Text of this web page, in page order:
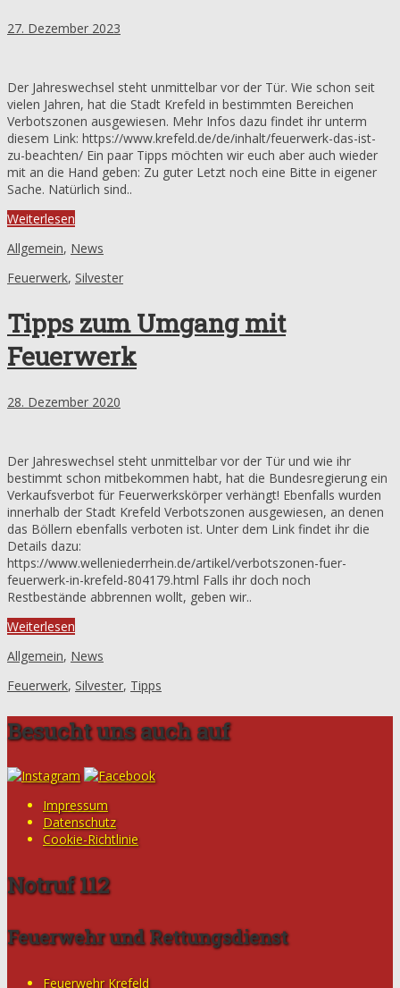
27. Dezember 2023
Der Jahreswechsel steht unmittelbar vor der Tür. Wie schon seit
vielen Jahren, hat die Stadt Krefeld in bestimmten Bereichen
Verbotszonen ausgewiesen. Mehr Infos dazu findet ihr unterm
diesem Link: https://www.krefeld.de/de/inhalt/feuerwerk-das-ist-
zu-beachten/ Ein paar Tipps möchten wir euch aber auch wieder
mit an die Hand geben: Zu guter Letzt noch eine Bitte in eigener
Sache. Natürlich sind..
Weiterlesen
Allgemein, News
Feuerwerk, Silvester
Tipps zum Umgang mit
Feuerwerk
28. Dezember 2020
Der Jahreswechsel steht unmittelbar vor der Tür und wie ihr
bestimmt schon mitbekommen habt, hat die Bundesregierung ein
Verkaufsverbot für Feuerwerkskörper verhängt! Ebenfalls wurden
innerhalb der Stadt Krefeld Verbotszonen ausgewiesen, an denen
das Böllern ebenfalls verboten ist. Unter dem Link findet ihr die
Details dazu:
https://www.welleniederrhein.de/artikel/verbotszonen-fuer-
feuerwerk-in-krefeld-804179.html Falls ihr doch noch
Restbestände abbrennen wollt, geben wir..
Weiterlesen
Allgemein, News
Feuerwerk, Silvester, Tipps
Besucht uns auch auf
Impressum
Datenschutz
Cookie-Richtlinie
Notruf 112
Feuerwehr und Rettungsdienst
Feuerwehr Krefeld